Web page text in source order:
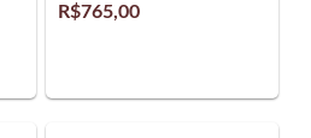
R$765,00